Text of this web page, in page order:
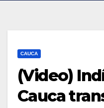
CAUCA
(Video)
Cauca